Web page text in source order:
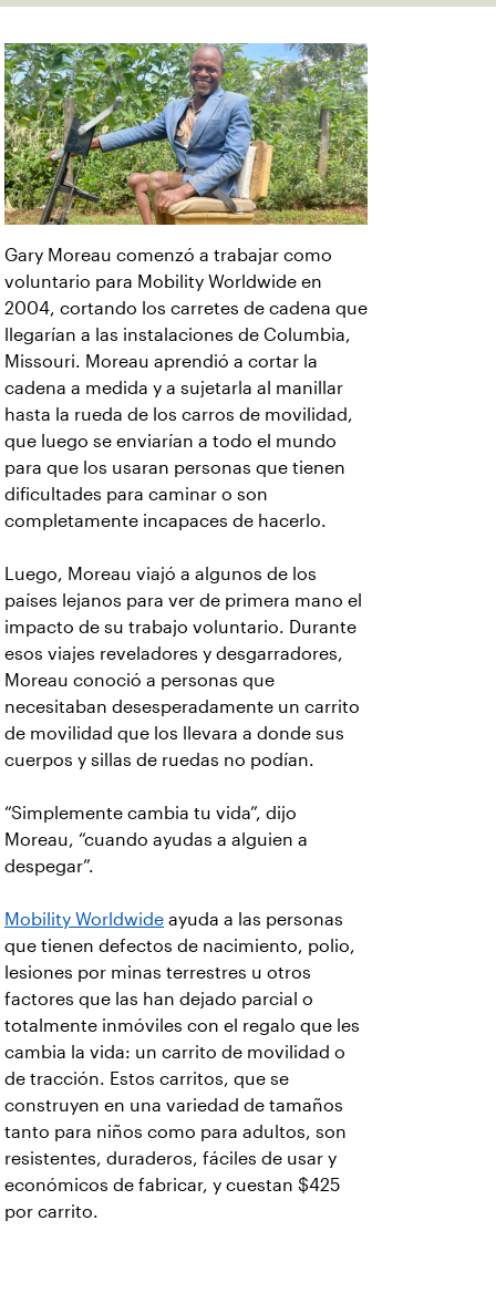
Gary Moreau comenzó a trabajar como
voluntario para Mobility Worldwide en
2004, cortando los carretes de cadena que
llegarían a las instalaciones de Columbia,
Missouri. Moreau aprendió a cortar la
cadena a medida y a sujetarla al manillar
hasta la rueda de los carros de movilidad,
que luego se enviarían a todo el mundo
para que los usaran personas que tienen
dificultades para caminar o son
completamente incapaces de hacerlo.
Luego, Moreau viajó a algunos de los
países lejanos para ver de primera mano el
impacto de su trabajo voluntario. Durante
esos viajes reveladores y desgarradores,
Moreau conoció a personas que
necesitaban desesperadamente un carrito
de movilidad que los llevara a donde sus
cuerpos y sillas de ruedas no podían.
“Simplemente cambia tu vida”, dijo
Moreau, “cuando ayudas a alguien a
despegar”.
Mobility Worldwide ayuda a las personas
que tienen defectos de nacimiento, polio,
lesiones por minas terrestres u otros
factores que las han dejado parcial o
totalmente inmóviles con el regalo que les
cambia la vida: un carrito de movilidad o
de tracción. Estos carritos, que se
construyen en una variedad de tamaños
tanto para niños como para adultos, son
resistentes, duraderos, fáciles de usar y
económicos de fabricar, y cuestan $425
por carrito.